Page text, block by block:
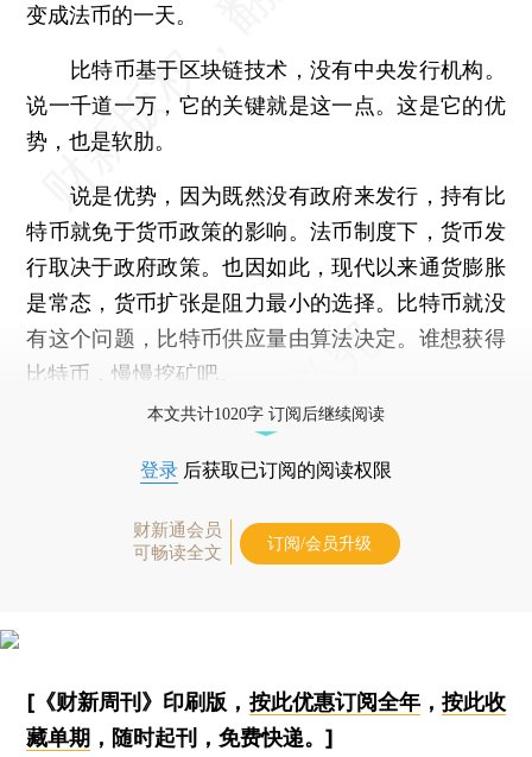
变成法币的一天。
比特币基于区块链技术，没有中央发行机构。
说一千道一万，它的关键就是这一点。这是它的优
势，也是软肋。
说是优势，因为既然没有政府来发行，持有比
特币就免于货币政策的影响。法币制度下，货币发
行取决于政府政策。也因如此，现代以来通货膨胀
是常态，货币扩张是阻力最小的选择。比特币就没
有这个问题，比特币供应量由算法决定。谁想获得
比特币，慢慢挖矿吧。
本文共计1020字 订阅后继续阅读
登录 后获取已订阅的阅读权限
财新通会员
可畅读全文
订阅/会员升级
[《财新周刊》印刷版， 按此优惠订阅全年， 按此收
藏单期 ，随时起刊，免费快递。]